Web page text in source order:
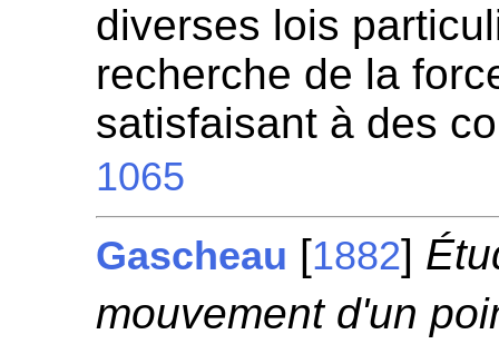
diverses lois
recherche de la
satisfaisant à des
1065
Gascheau [1882]
mouvement d'un